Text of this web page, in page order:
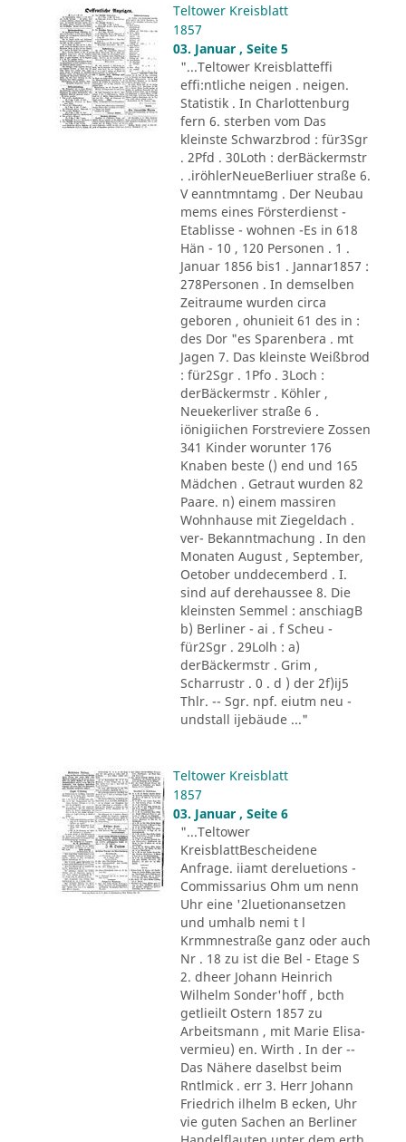
Teltower Kreisblatt
1857
03. Januar , Seite 5
"...Teltower Kreisblatteffi
effi:ntliche neigen . neigen.
Statistik . In Charlottenburg
fern 6. sterben vom Das
kleinste Schwarzbrod : für3Sgr
. 2Pfd . 30Loth : derBäckermstr
. .iröhlerNeueBerliuer straße 6.
V eanntmntamg . Der Neubau
mems eines Försterdienst -
Etablisse - wohnen -Es in 618
Hän - 10 , 120 Personen . 1 .
Januar 1856 bis1 . Jannar1857 :
278Personen . In demselben
Zeitraume wurden circa
geboren , ohunieit 61 des in :
des Dor "es Sparenbera . mt
Jagen 7. Das kleinste Weißbrod
: für2Sgr . 1Pfo . 3Loch :
derBäckermstr . Köhler ,
Neuekerliver straße 6 .
iönigiichen Forstreviere Zossen
341 Kinder worunter 176
Knaben beste () end und 165
Mädchen . Getraut wurden 82
Paare. n) einem massiren
Wohnhause mit Ziegeldach .
ver- Bekanntmachung . In den
Monaten August , September,
Oetober unddecemberd . I.
sind auf derehaussee 8. Die
kleinsten Semmel : anschiagB
b) Berliner - ai . f Scheu -
für2Sgr . 29Lolh : a)
derBäckermstr . Grim ,
Scharrustr . 0 . d ) der 2f)ij5
Thlr. -- Sgr. npf. eiutm neu -
undstall ijebäude ..."
Teltower Kreisblatt
1857
03. Januar , Seite 6
"...Teltower
KreisblattBescheidene
Anfrage. iiamt dereluetions -
Commissarius Ohm um nenn
Uhr eine '2luetionansetzen
und umhalb nemi t l
Krmmnestraße ganz oder auch
Nr . 18 zu ist die Bel - Etage S
2. dheer Johann Heinrich
Wilhelm Sonder'hoff , bcth
getlieilt Ostern 1857 zu
Arbeitsmann , mit Marie Elisa-
vermieu) en. Wirth . In der --
Das Nähere daselbst beim
Rntlmick . err 3. Herr Johann
Friedrich ilhelm B ecken, Uhr
vie guten Sachen an Berliner